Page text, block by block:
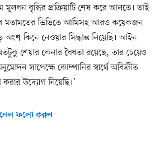
মূলধন বৃদ্ধির প্রক্রিয়াটি শেষ করে আনতে। তাই
মতামতের ভিত্তিতে আমিসহ আরও কয়েকজন
কিনে নেওয়ার সিদ্ধান্ত নিয়েছি। আইন
শেয়ার কেনার বৈধতা রয়েছে, তার চেয়েও
সাপেক্ষে কোম্পানির স্বার্থে অবিক্রীত
করার উদ্যোগ নিয়েছি।’
ফলো করুন